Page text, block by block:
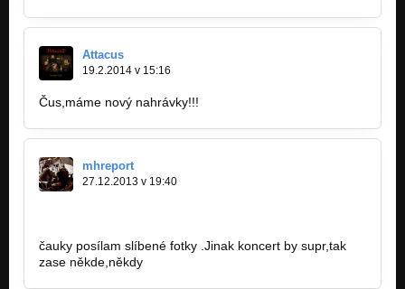
Attacus
19.2.2014 v 15:16
Čus,máme nový nahrávky!!!
mhreport
27.12.2013 v 19:40
čauky posílam slíbené fotky .Jinak koncert by supr,tak
zase někde,někdy